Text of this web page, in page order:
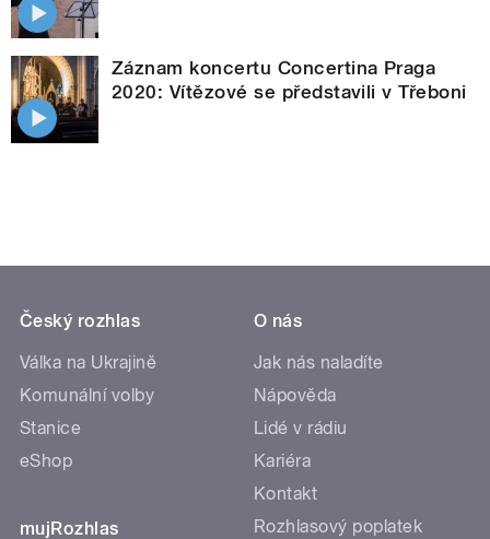
Záznam koncertu Concertina Praga
2020: Vítězové se představili v Třeboni
Český rozhlas
Válka na Ukrajině
Komunální volby
Stanice
eShop
mujRozhlas
O nás
Jak nás naladíte
Nápověda
Lidé v rádiu
Kariéra
Kontakt
Rozhlasový poplatek